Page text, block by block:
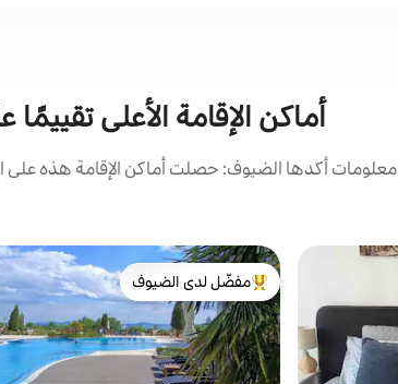
أماكن الإقامة الأعلى
معلومات أكدها الضيوف: حصلت أماكن الإقامة هذه على
من أبرز البيوت المفضّلة لدى الضيوف
مفضّل لدى الضيوف